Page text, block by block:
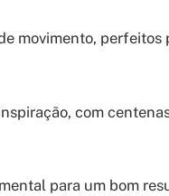
movimento,
com
para um bom